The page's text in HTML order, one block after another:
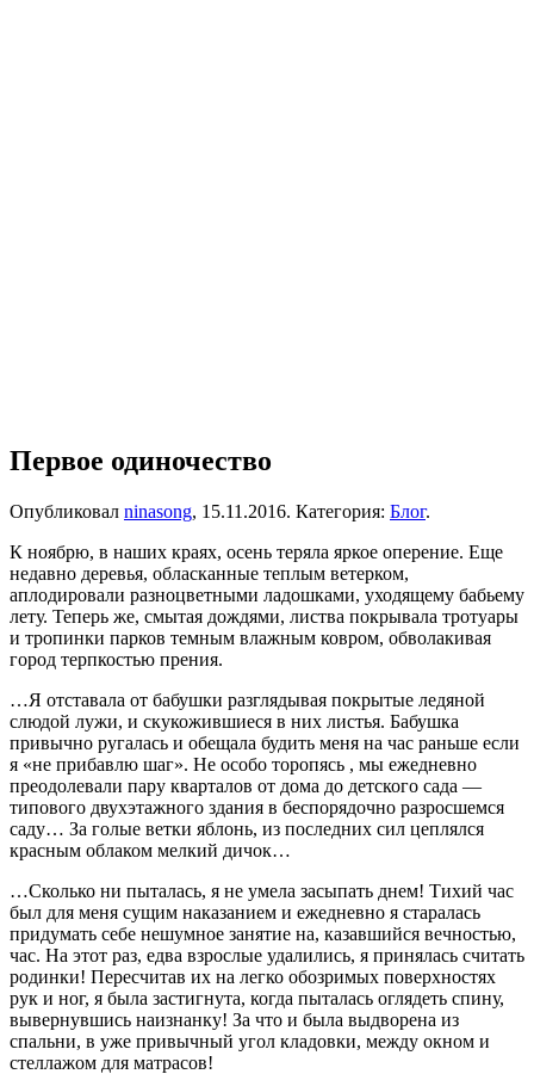
Первое одиночество
Опубликовал ninasong, 15.11.2016. Категория: Блог.
К ноябрю, в наших краях, осень теряла яркое оперение. Еще
недавно деревья, обласканные теплым ветерком,
аплодировали разноцветными ладошками, уходящему бабьему
лету. Теперь же, смытая дождями, листва покрывала тротуары
и тропинки парков темным влажным ковром, обволакивая
город терпкостью прения.
…Я отставала от бабушки разглядывая покрытые ледяной
слюдой лужи, и скукожившиеся в них листья. Бабушка
привычно ругалась и обещала будить меня на час раньше если
я «не прибавлю шаг». Не особо торопясь , мы ежедневно
преодолевали пару кварталов от дома до детского сада —
типового двухэтажного здания в беспорядочно разросшемся
саду… За голые ветки яблонь, из последних сил цеплялся
красным облаком мелкий дичок…
…Сколько ни пыталась, я не умела засыпать днем! Тихий час
был для меня сущим наказанием и ежедневно я старалась
придумать себе нешумное занятие на, казавшийся вечностью,
час. На этот раз, едва взрослые удалились, я принялась считать
родинки! Пересчитав их на легко обозримых поверхностях
рук и ног, я была застигнута, когда пыталась оглядеть спину,
вывернувшись наизнанку! За что и была выдворена из
спальни, в уже привычный угол кладовки, между окном и
стеллажом для матрасов!